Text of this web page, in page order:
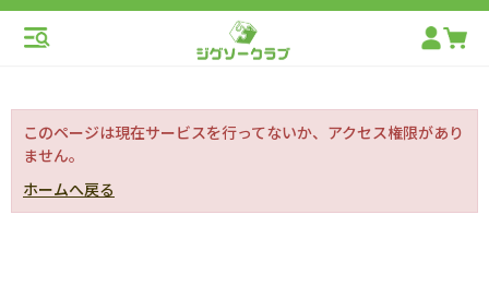
このページは現在サービスを行ってないか、アクセス権限があり
ません。
ホームへ戻る